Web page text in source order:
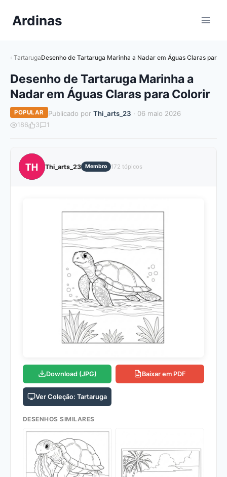
paraArdinas
TartarugaDesenho de Tartaruga Marinha a Nadar em Águas Claras para
Desenho de Tartaruga Marinha a
Nadar em Águas Claras para Colorir
POPULAR Publicado por Thi_arts_23 · 06 maio 2026
186 3 1
TH Thi_arts_23 Membro 172 tópicos
Download (JPG) Baixar em PDF
Ver Coleção: Tartaruga
DESENHOS SIMILARES